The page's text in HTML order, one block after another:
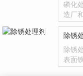
磷化
造厂
除锈
除锈
表面